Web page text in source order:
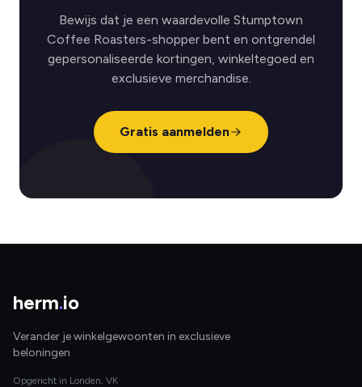
Bewijs dat je een waardevolle Stumptown
Coffee Roasters-shopper bent en ontgrendel
gepersonaliseerde kortingen, winkeltegoed en
exclusieve merchandise.
Gratis aanmelden
herm.io
Verander je winkelgewoonten in exclusieve
beloningen
Opgericht in Londen, VK